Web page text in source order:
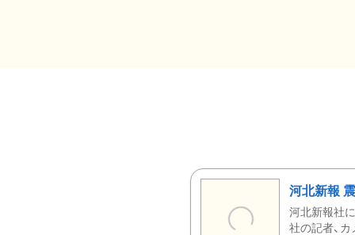
河北新報
河北新報社
社の記者、